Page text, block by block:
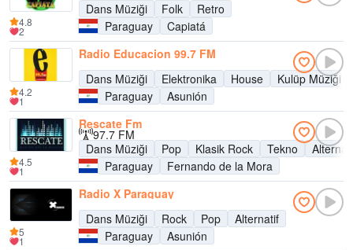
Dans Müziği
Folk
Retro
Paraguay
Capiatá
4.8
2
Radio Educacion 99.7 FM
Dans Müziği
Elektronika House
Kulüp Müziği
Paraguay
Asunión
4.2
1
Rescate Fm
97.7 FM
Dans Müziği
Pop Klasik Rock Tekno
Paraguay
Fernando de la Mora
4.5
1
Radio X Paraguay
Dans Müziği
Rock Pop
Alternatif
Paraguay
Asunión
5
1